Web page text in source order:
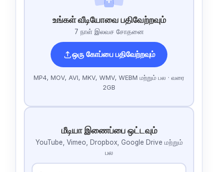
உங்கள் வீடியோவை பதிவேற்றவும்
7 நாள் இலவச சோதனை
ஒரு கோப்பை பதிவேற்றவும்
MP4, MOV, AVI, MKV, WMV, WEBM மற்றும் பல · வரை
2GB
மீடியா இணைப்பை ஒட்டவும்
YouTube, Vimeo, Dropbox, Google Drive மற்றும்
பல